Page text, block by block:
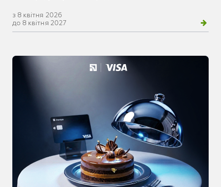
з 8 квітня 2026
до 8 квітня 2027